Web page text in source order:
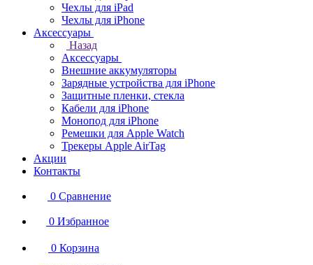
Чехлы для iPad
Чехлы для iPhone
Аксессуары
Назад
Аксессуары
Внешние аккумуляторы
Зарядные устройства для iPhone
Защитные пленки, стекла
Кабели для iPhone
Монопод для iPhone
Ремешки для Apple Watch
Трекеры Apple AirTag
Акции
Контакты
0 Сравнение
0 Избранное
0 Корзина